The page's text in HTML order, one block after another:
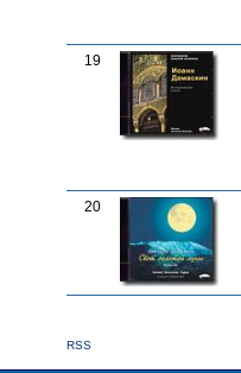
19
20
RSS